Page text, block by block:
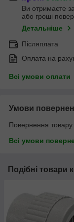
Ви отримаєте
або гроші
Детальніше
Післяплата
Оплата на
Всі умови оплати
Умови
Повернення товару
Всі умови
Подібні товари